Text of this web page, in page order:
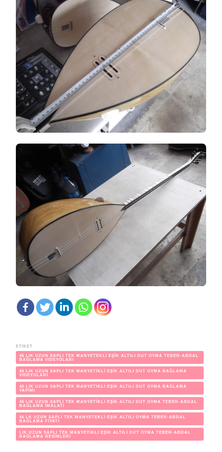
ETIKET
46 LIK UZUN SAPLI TEK MANYETEKLİ EŞİK ALTILI DUT OYMA TEBER-ABDAL
BAĞLAMA VİDEYOLARI
46 LIK UZUN SAPLI TEK MANYETİKLİ EŞİK ALTILI DUT OYMA BAĞLAMA
VİDEYOLARI
46 LIK UZUN SAPLI TEK MANYETİKLİ EŞİK ALTILI DUT OYMA BAĞLAMA
YAPIMI
46 LIK UZUN SAPLI TEK MANYETİKLİ EŞİK ALTILI DUT OYMA TEBER-ABDAL
BAĞLAMA İMALATI
46 LK UZUN SAPLI TEK MANYETEKLİ EŞİK ALTILI OYMA TEBER-ABDAL
BAĞLAMA FİYATI
LIK UZUN SAPLI TEK MANYETİKLİ EŞİK ALTILI DUT OYMA TEBER-ABDAL
BAĞLAMA RESİMLERİ